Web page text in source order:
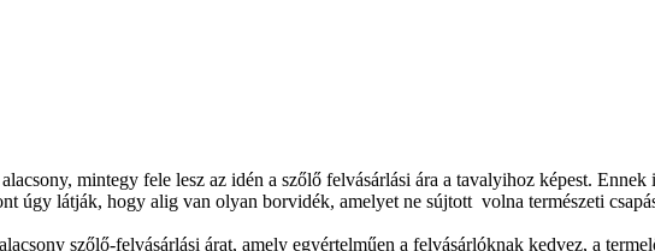
mintegy fele lesz az idén a szőlő felvásárlási ára a tavalyihoz képest.
úgy látják, hogy alig van olyan borvidék, amelyet ne sújtott volna természeti
szőlő-felvásárlási árat, amely egyértelműen a felvásárlóknak kedvez, a